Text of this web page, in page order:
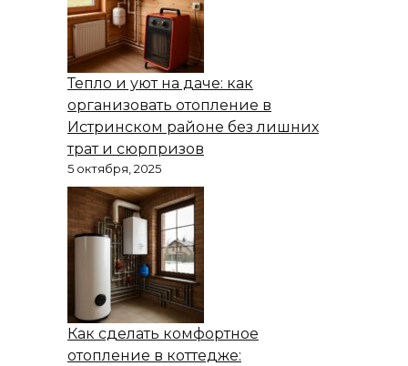
Тепло и уют на даче: как
организовать отопление в
Истринском районе без лишних
трат и сюрпризов
5 октября, 2025
Как сделать комфортное
отопление в коттедже: